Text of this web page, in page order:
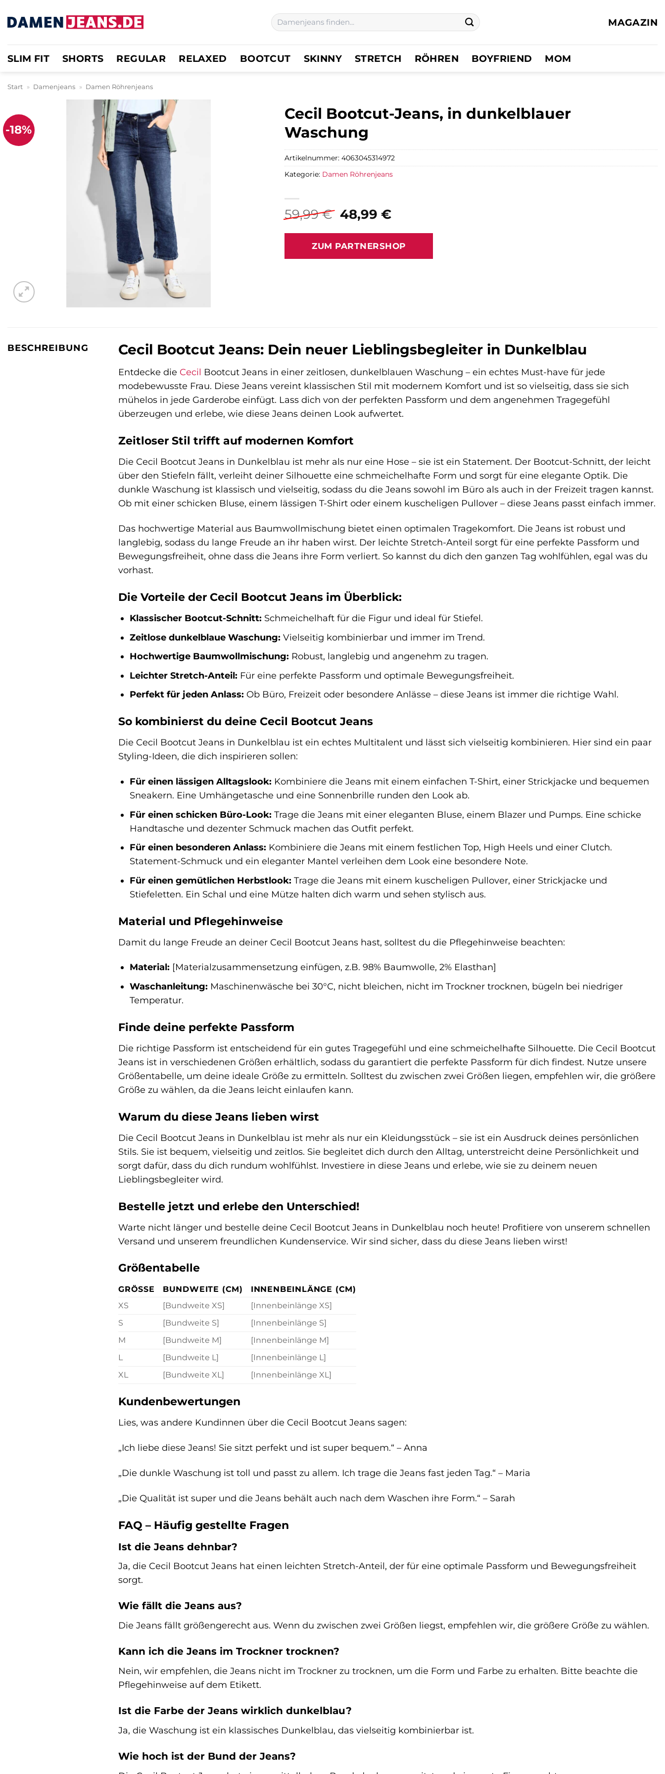
Inhalt
Suchen
nach:
MAGAZIN
SLIM FIT SHORTS REGULAR RELAXED BOOTCUT SKINNY STRETCH RÖHREN BOYFRIEND MOM
Start » Damenjeans » Damen Röhrenjeans
-18%
Cecil Bootcut-Jeans, in dunkelblauer
Waschung
59,99€ Ursprünglicher
war:
59,99 €
48,99 €Aktueller
ist:
48,99 €.
ZUM PARTNERSHOP
Artikelnummer: 4063045314972
Kategorie: Damen Röhrenjeans
BESCHREIBUNG Cecil Bootcut Jeans: Dein neuer Lieblingsbegleiter in Dunkelblau
Entdecke die Cecil Bootcut Jeans in einer zeitlosen, dunkelblauen Waschung – ein echtes Must-have für jede
modebewusste Frau. Diese Jeans vereint klassischen Stil mit modernem Komfort und ist so vielseitig, dass sie sich
mühelos in jede Garderobe einfügt. Lass dich von der perfekten Passform und dem angenehmen Tragegefühl
überzeugen und erlebe, wie diese Jeans deinen Look aufwertet.
Zeitloser Stil trifft auf modernen Komfort
Die Cecil Bootcut Jeans in Dunkelblau ist mehr als nur eine Hose – sie ist ein Statement. Der Bootcut-Schnitt, der leicht
über den Stiefeln fällt, verleiht deiner Silhouette eine schmeichelhafte Form und sorgt für eine elegante Optik. Die
dunkle Waschung ist klassisch und vielseitig, sodass du die Jeans sowohl im Büro als auch in der Freizeit tragen kannst.
Ob mit einer schicken Bluse, einem lässigen T-Shirt oder einem kuscheligen Pullover – diese Jeans passt einfach immer.
Das hochwertige Material aus Baumwollmischung bietet einen optimalen Tragekomfort. Die Jeans ist robust und
langlebig, sodass du lange Freude an ihr haben wirst. Der leichte Stretch-Anteil sorgt für eine perfekte Passform und
Bewegungsfreiheit, ohne dass die Jeans ihre Form verliert. So kannst du dich den ganzen Tag wohlfühlen, egal was du
vorhast.
Die Vorteile der Cecil Bootcut Jeans im Überblick:
Klassischer Bootcut-Schnitt: Schmeichelhaft für die Figur und ideal für Stiefel.
Zeitlose dunkelblaue Waschung: Vielseitig kombinierbar und immer im Trend.
Hochwertige Baumwollmischung: Robust, langlebig und angenehm zu tragen.
Leichter Stretch-Anteil: Für eine perfekte Passform und optimale Bewegungsfreiheit.
Perfekt für jeden Anlass: Ob Büro, Freizeit oder besondere Anlässe – diese Jeans ist immer die richtige Wahl.
So kombinierst du deine Cecil Bootcut Jeans
Die Cecil Bootcut Jeans in Dunkelblau ist ein echtes Multitalent und lässt sich vielseitig kombinieren. Hier sind ein paar
Styling-Ideen, die dich inspirieren sollen:
Für einen lässigen Alltagslook: Kombiniere die Jeans mit einem einfachen T-Shirt, einer Strickjacke und bequemen
Sneakern. Eine Umhängetasche und eine Sonnenbrille runden den Look ab.
Für einen schicken Büro-Look: Trage die Jeans mit einer eleganten Bluse, einem Blazer und Pumps. Eine schicke
Handtasche und dezenter Schmuck machen das Outfit perfekt.
Für einen besonderen Anlass: Kombiniere die Jeans mit einem festlichen Top, High Heels und einer Clutch.
Statement-Schmuck und ein eleganter Mantel verleihen dem Look eine besondere Note.
Für einen gemütlichen Herbstlook: Trage die Jeans mit einem kuscheligen Pullover, einer Strickjacke und
Stiefeletten. Ein Schal und eine Mütze halten dich warm und sehen stylisch aus.
Material und Pflegehinweise
Damit du lange Freude an deiner Cecil Bootcut Jeans hast, solltest du die Pflegehinweise beachten:
Material: [Materialzusammensetzung einfügen, z.B. 98% Baumwolle, 2% Elasthan]
Waschanleitung: Maschinenwäsche bei 30°C, nicht bleichen, nicht im Trockner trocknen, bügeln bei niedriger
Temperatur.
Finde deine perfekte Passform
Die richtige Passform ist entscheidend für ein gutes Tragegefühl und eine schmeichelhafte Silhouette. Die Cecil Bootcut
Jeans ist in verschiedenen Größen erhältlich, sodass du garantiert die perfekte Passform für dich findest. Nutze unsere
Größentabelle, um deine ideale Größe zu ermitteln. Solltest du zwischen zwei Größen liegen, empfehlen wir, die größere
Größe zu wählen, da die Jeans leicht einlaufen kann.
Warum du diese Jeans lieben wirst
Die Cecil Bootcut Jeans in Dunkelblau ist mehr als nur ein Kleidungsstück – sie ist ein Ausdruck deines persönlichen
Stils. Sie ist bequem, vielseitig und zeitlos. Sie begleitet dich durch den Alltag, unterstreicht deine Persönlichkeit und
sorgt dafür, dass du dich rundum wohlfühlst. Investiere in diese Jeans und erlebe, wie sie zu deinem neuen
Lieblingsbegleiter wird.
Bestelle jetzt und erlebe den Unterschied!
Warte nicht länger und bestelle deine Cecil Bootcut Jeans in Dunkelblau noch heute! Profitiere von unserem schnellen
Versand und unserem freundlichen Kundenservice. Wir sind sicher, dass du diese Jeans lieben wirst!
Größentabelle
GRÖSSE BUNDWEITE (CM)
INNENBEINLÄNGE (CM)
XS
[Bundweite XS]
[Innenbeinlänge XS]
S
[Bundweite S]
[Innenbeinlänge S]
M
[Bundweite M]
[Innenbeinlänge M]
L
[Bundweite L]
[Innenbeinlänge L]
XL
[Bundweite XL] [Innenbeinlänge XL]
Kundenbewertungen
Lies, was andere Kundinnen über die Cecil Bootcut Jeans sagen:
„Ich liebe diese Jeans! Sie sitzt perfekt und ist super bequem.“ – Anna
„Die dunkle Waschung ist toll und passt zu allem. Ich trage die Jeans fast jeden Tag.“ – Maria
„Die Qualität ist super und die Jeans behält auch nach dem Waschen ihre Form.“ – Sarah
FAQ – Häufig gestellte Fragen
Ist die Jeans dehnbar?
Ja, die Cecil Bootcut Jeans hat einen leichten Stretch-Anteil, der für eine optimale Passform und Bewegungsfreiheit
sorgt.
Wie fällt die Jeans aus?
Die Jeans fällt größengerecht aus. Wenn du zwischen zwei Größen liegst, empfehlen wir, die größere Größe zu wählen.
Kann ich die Jeans im Trockner trocknen?
Nein, wir empfehlen, die Jeans nicht im Trockner zu trocknen, um die Form und Farbe zu erhalten. Bitte beachte die
Pflegehinweise auf dem Etikett.
Ist die Farbe der Jeans wirklich dunkelblau?
Ja, die Waschung ist ein klassisches Dunkelblau, das vielseitig kombinierbar ist.
Wie hoch ist der Bund der Jeans?